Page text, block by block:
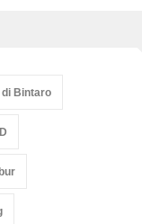
di Bintaro